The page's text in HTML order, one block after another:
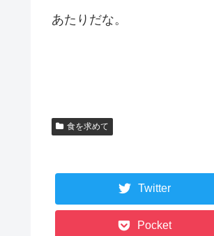
あたりだな。
食を求めて
Twitter
Pocket